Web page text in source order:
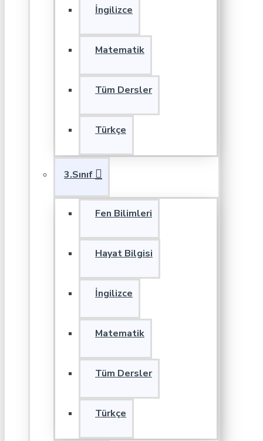
İngilizce
Matematik
Tüm Dersler
Türkçe
3.Sınıf
Fen Bilimleri
Hayat Bilgisi
İngilizce
Matematik
Tüm Dersler
Türkçe